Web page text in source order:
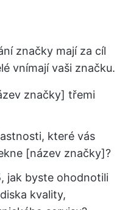
značky mají za cíl
vnímají vaši značku.
značky] třemi
které vás
[název značky]?
jak byste ohodnotili
kvality,